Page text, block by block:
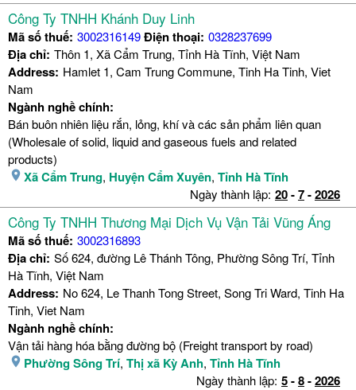
Công Ty TNHH Khánh Duy Linh
Mã số thuế: 3002316149Điện thoại: 0328237699
Địa chỉ: Thôn 1, Xã Cẩm Trung, Tỉnh Hà Tĩnh, Việt Nam
Address: Hamlet 1, Cam Trung Commune, Tinh Ha Tinh, Viet
Nam
Ngành nghề chính:
Bán buôn nhiên liệu rắn, lỏng, khí và các sản phẩm liên quan
(Wholesale of solid, liquid and gaseous fuels and related
products)
Xã Cẩm Trung, Huyện Cẩm Xuyên, Tỉnh Hà Tĩnh
Ngày thành lập: 20-7-2026
Công Ty TNHH Thương Mại Dịch Vụ Vận Tải Vũng Áng
Mã số thuế: 3002316893
Địa chỉ: Số 624, đường Lê Thánh Tông, Phường Sông Trí, Tỉnh
Hà Tĩnh, Việt Nam
Address: No 624, Le Thanh Tong Street, Song Tri Ward, Tinh Ha
Tinh, Viet Nam
Ngành nghề chính:
Vận tải hàng hóa bằng đường bộ (Freight transport by road)
Phường Sông Trí, Thị xã Kỳ Anh, Tỉnh Hà Tĩnh
Ngày thành lập: 5-8-2026